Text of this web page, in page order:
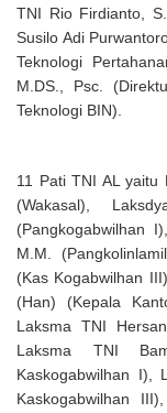
TNI Rio Firdianto,
Susilo Adi
Teknologi
M.DS., Psc.
Teknologi BIN).
11 Pati TNI AL yaitu
(Wakasal),
(Pangkogabwilhan
M.M.
(Kas Kogabwilhan
(Han) (Kepala
Laksma TNI
Laksma TNI
Kaskogabwilhan I),
Kaskogabwilhan